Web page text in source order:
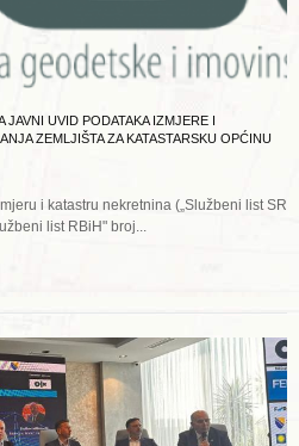
UVID PODATAKA IZMJERE I
ZEMLJIŠTA ZA KATASTARSKU OPĆINU
i katastru nekretnina („Službeni list SR
list RBiH" broj...